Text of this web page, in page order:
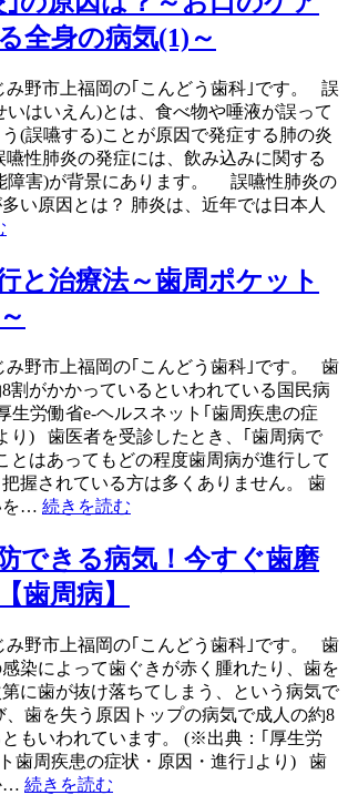
全身の病気(1)～
み野市上福岡の｢こんどう歯科｣です。 誤
いはいえん)とは、食べ物や唾液が誤って
(誤嚥する)ことが原因で発症する肺の炎
性肺炎の発症には、飲み込みに関する
障害)が背景にあります。 誤嚥性肺炎の
い原因とは？ 肺炎は、近年では日本人
と治療法～歯周ポケット
み野市上福岡の｢こんどう歯科｣です。 歯
割がかかっているといわれている国民病
生労働省e-ヘルスネット｢歯周疾患の症
り) 歯医者を受診したとき、｢歯周病で
とはあってもどの程度歯周病が進行して
握されている方は多くありません。 歯
を… 続きを読む
できる病気！今すぐ歯磨
歯周病】
み野市上福岡の｢こんどう歯科｣です。 歯
染によって歯ぐきが赤く腫れたり、歯を
に歯が抜け落ちてしまう、という病気で
、歯を失う原因トップの病気で成人の約8
もいわれています。 (※出典：｢厚生労
歯周疾患の症状・原因・進行｣より) 歯
… 続きを読む